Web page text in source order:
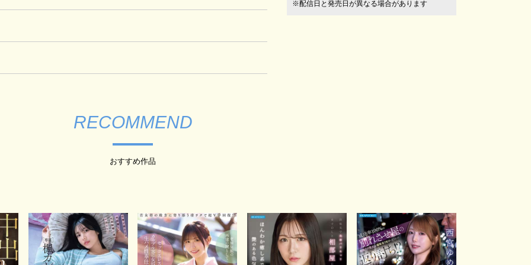
※配信日と発売日が異なる場合があります
RECOMMEND
おすすめ作品